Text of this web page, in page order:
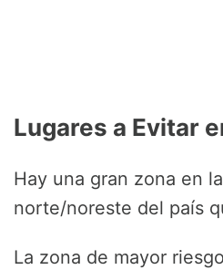
Lugares a Evitar
Hay una gran zona en
norte/noreste del país
La zona de mayor